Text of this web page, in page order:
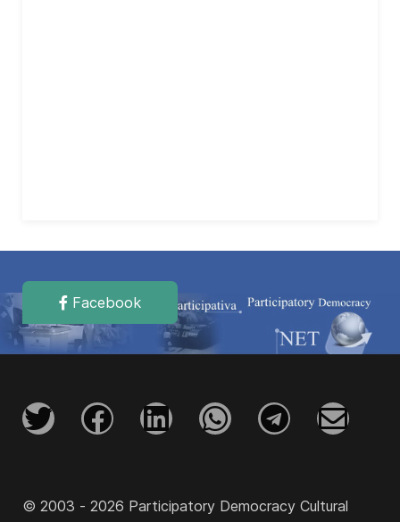
Facebook
© 2003 - 2026 Participatory Democracy Cultural